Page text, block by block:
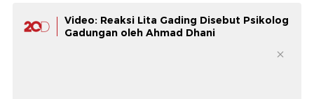
Video: Reaksi Lita Gading Disebut Psikolog
Gadungan oleh Ahmad Dhani